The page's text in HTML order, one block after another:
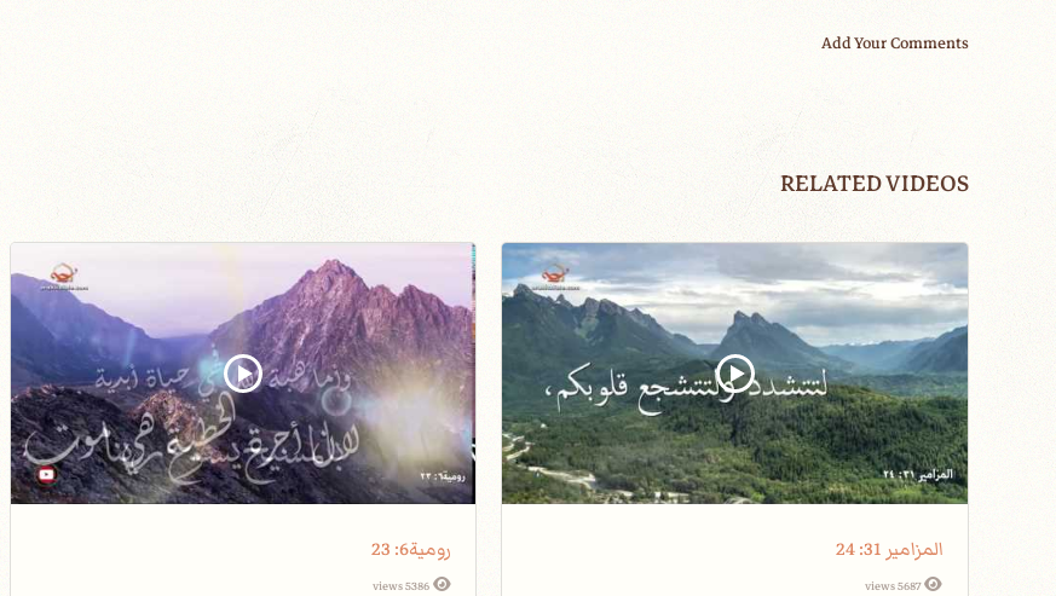
Add Your Comments
RELATED VIDEOS
المزامير 31: 24
5687 views
رومية6: 23